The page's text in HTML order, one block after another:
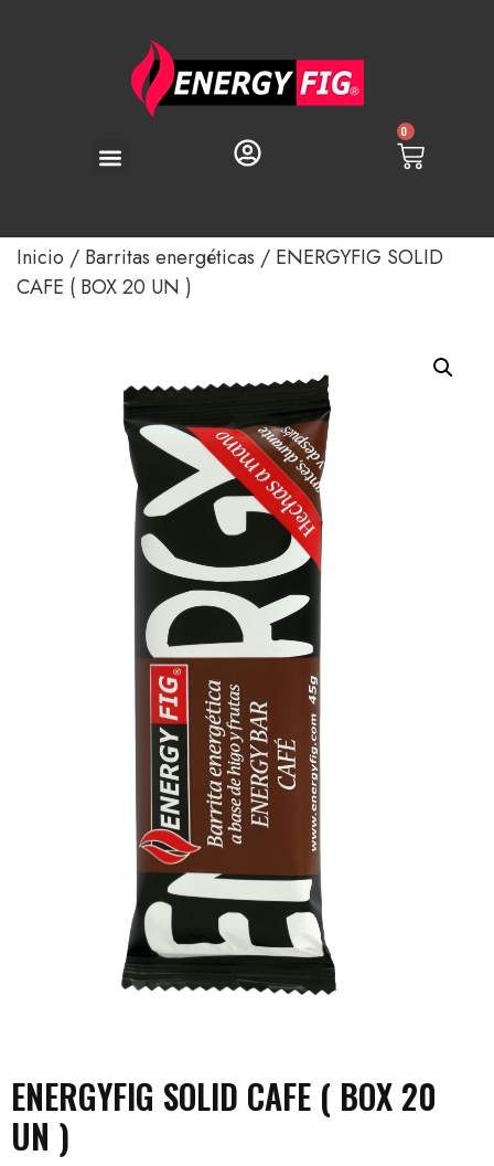
0
Inicio / Barritas energéticas / ENERGYFIG SOLID
CAFE ( BOX 20 UN )
ENERGYFIG SOLID CAFE ( BOX 20
UN )